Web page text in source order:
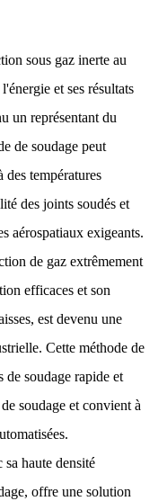
sous gaz inerte au
et ses résultats
un représentant du
de soudage peut
températures
des joints soudés et
aérospatiaux exigeants.
de gaz extrêmement
efficaces et son
est devenu une
Cette méthode de
de soudage rapide et
soudage et convient à
sa haute densité
offre une solution